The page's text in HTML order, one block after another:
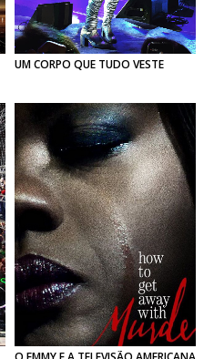
UMCORPO QUE TUDO VESTE